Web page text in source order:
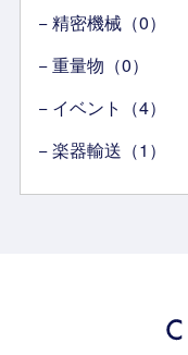
− 精密機械（0）
− 重量物（0）
− イベント（4）
− 楽器輸送（1）